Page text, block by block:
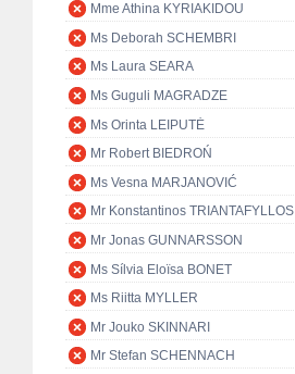
Mme Athina KYRIAKIDOU
Ms Deborah SCHEMBRI
Ms Laura SEARA
Ms Guguli MAGRADZE
Ms Orinta LEIPUTĖ
Mr Robert BIEDROŃ
Ms Vesna MARJANOVIĆ
Mr Konstantinos TRIANTAFYLLOS
Mr Jonas GUNNARSSON
Ms Sílvia Eloïsa BONET
Ms Riitta MYLLER
Mr Jouko SKINNARI
Mr Stefan SCHENNACH